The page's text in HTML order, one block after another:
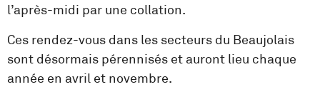
l’après-midi par une collation.
Ces rendez-vous dans les secteurs du Beaujolais
sont désormais pérennisés et auront lieu chaque
année en avril et novembre.